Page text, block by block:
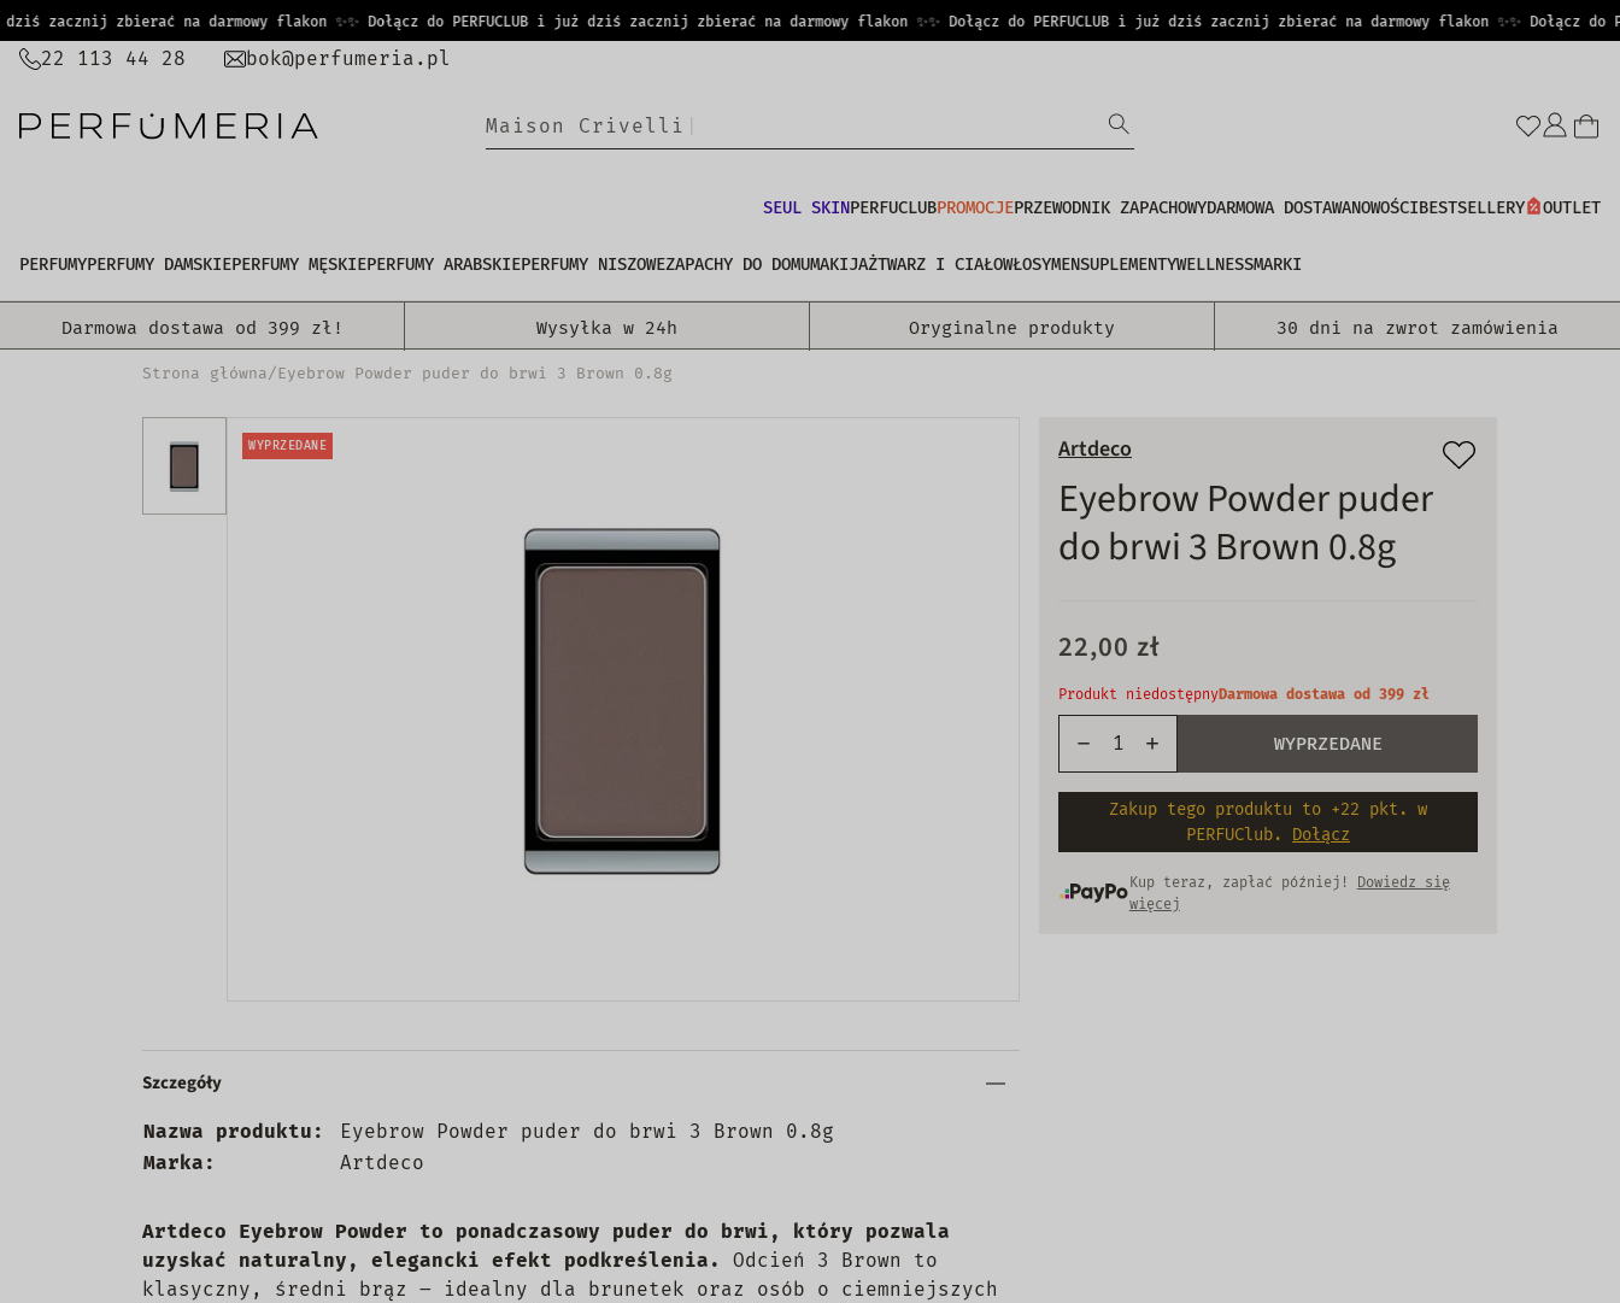
PRZEJDŹ
TREŚCI
zacznij zbierać na darmowy flakon ✨✨ Dołącz do PERFUCLUB i już dziś zacznij zbierać na darmowy flakon ✨✨ Dołącz do PERFUCLUB i już dziś zacznij zbierać na darmowy flakon ✨✨ Dołącz do
22 113 44 28 bok@perfumeria.pl
Ma |
SEUL SKINPERFUCLUBPROMOCJEPRZEWODNIK ZAPACHOWYDARMOWA DOSTAWANOWOŚCIBESTSELLERY OUTLET
PERFUMYPERFUMY DAMSKIEPERFUMY MĘSKIEPERFUMY ARABSKIEPERFUMY NISZOWEZAPACHY DO DOMUMAKIJAŻTWARZ I CIAŁOWŁOSYMENSUPLEMENTYWELLNESSMARKI
Darmowa dostawa od 399 zł! Wysyłka w 24h Oryginalne produkty 30 dni na zwrot zamówienia
Strona główna/Eyebrow Powder puder do brwi 3 Brown 0.8g
WYPRZEDANE Artdeco
Eyebrow Powder puder
do brwi 3 Brown 0.8g
22,00 zł
Produkt niedostępnyDarmowa dostawa od 399 zł
WYPRZEDANE
Zakup tego produktu to +22 pkt. w
PERFUClub. Dołącz
Kup teraz, zapłać później!
Dowiedz się
więcej
Szczegóły
Nazwa produktu:
Eyebrow Powder puder do brwi 3 Brown 0.8g
Marka:
Artdeco
Artdeco Eyebrow Powder to ponadczasowy puder do brwi, który pozwala
uzyskać naturalny, elegancki efekt podkreślenia.
Odcień 3 Brown to
klasyczny, średni brąz – idealny dla brunetek oraz osób o ciemniejszych